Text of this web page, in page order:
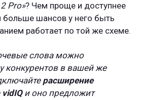
Pro»? Чем проще и доступнее
больше шансов у него быть
работает по той же схеме.
слова можно
конкурентов в вашей же
расширение
vidIQи оно предложит